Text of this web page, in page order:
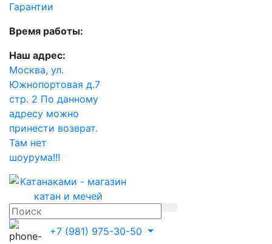
Гарантии
Время работы:
Наш адрес:
Москва, ул.
Южнопортовая д.7
стр. 2 По данному
адресу можно
принести возврат.
Там нет
шоурума!!!
+7 (981) 975-30-50